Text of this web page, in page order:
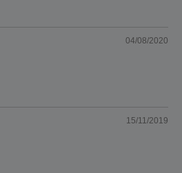
04/08/2020
15/11/2019